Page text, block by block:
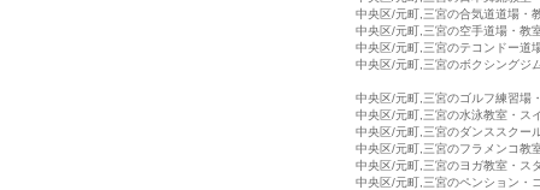
中央区/元町,三宮の合気道道場・
中央区/元町,三宮の空手道場・教
中央区/元町,三宮のテコンドー道
中央区/元町,三宮のボクシングジ
中央区/元町,三宮のゴルフ練習場
中央区/元町,三宮の水泳教室・ス
中央区/元町,三宮のダンススクー
中央区/元町,三宮のフラメンコ教
中央区/元町,三宮のヨガ教室・ス
中央区/元町,三宮のペンション・